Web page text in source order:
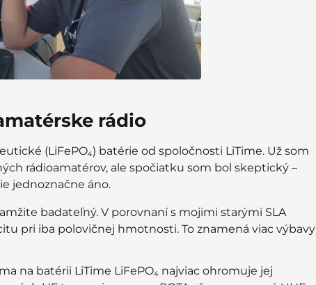
rádio
(LiFePO₄) batérie od spoločnosti LiTime. Už som
rádioamatérov, ale spočiatku som bol skeptický –
jednoznačne áno.
badateľný. V porovnaní s mojimi starými SLA
pri iba polovičnej hmotnosti. To znamená viac výbavy
na batérii LiTime LiFePO₄ najviac ohromuje jej